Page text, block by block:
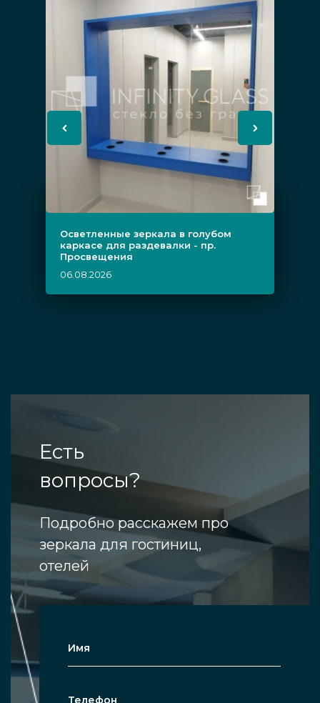
Осветленные зеркала в голубом
каркасе для раздевалки - пр.
Просвещения
06.08.2026
Есть
вопросы?
Подробно расскажем про
зеркала для гостиниц,
отелей